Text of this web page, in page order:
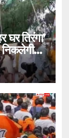
तिरंगा’